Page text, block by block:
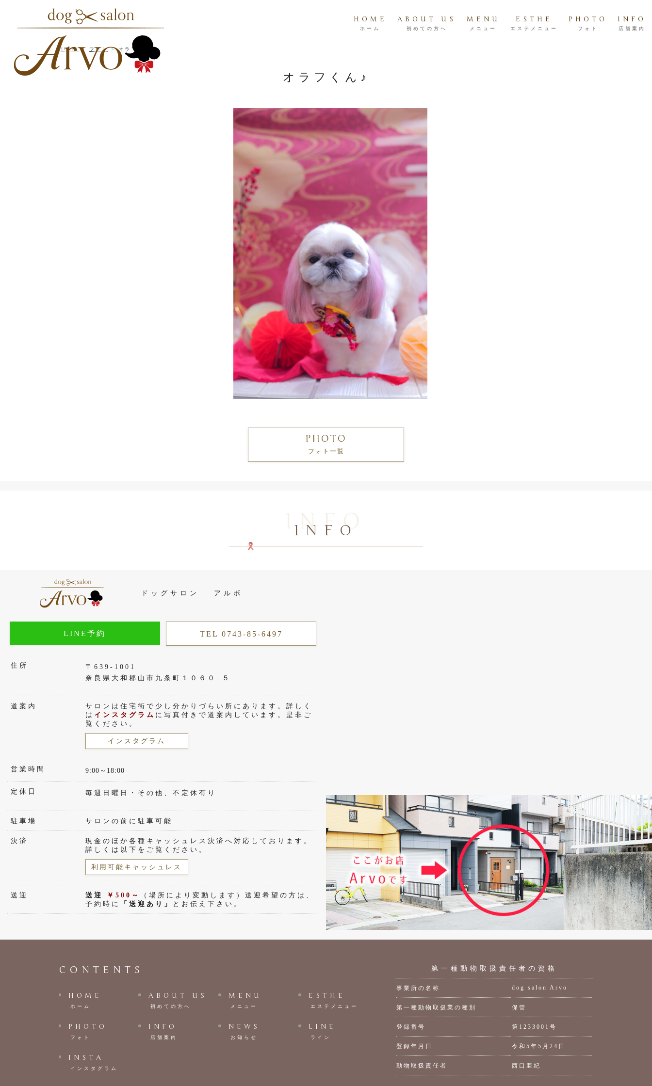
HOME
ホーム
ABOUT US
初めての方へ
MENU
メニュー
ESTHE
エステメニュー
PHOTO
フォト
INFO
店舗案内
HOME フォト オラフくん♪
オラフくん♪
PHOTO
フォト一覧
INFO
INFO
ドッグサロン アルボ
LINE予約 TEL 0743-85-6497
住所
〒639-1001
奈良県大和郡山市九条町１０６０−５
道案内
サロンは住宅街で少し分かりづらい所にあります。詳しく
は インスタグラム に写真付きで道案内しています。是非ご
覧ください。
インスタグラム
営業時間 9:00～18:00
定休日 毎週日曜日・その他、不定休有り
駐車場 サロンの前に駐車可能
決済
現金のほか各種キャッシュレス決済へ対応しております。
詳しくは以下をご覧ください。
利用可能キャッシュレス
送迎 送迎 ￥500～
（場所により変動します）送迎希望の方は、
予約時に
「送迎あり」 とお伝え下さい。
CONTENTS
HOME
ホーム
ABOUT US
初めての方へ
MENU
メニュー
ESTHE
エステメニュー
PHOTO
フォト
INFO
店舗案内
NEWS
お知らせ
LINE
ライン
INSTA
インスタグラム
第一種動物取扱責任者の資格
事業所の名称 dog salon Arvo
第一種動物取扱業の種別 保管
登録番号 第1233001号
登録年月日 令和5年5月24日
動物取扱責任者 西口亜紀